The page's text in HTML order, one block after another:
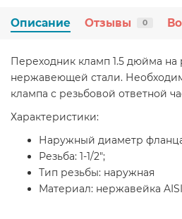
Описание Отзывы 0
Переходник кламп 1.5 дюйма на
нержавеющей стали.
клампа с резьбовой ответной
Характеристики:
Наружный диаметр
Резьба: 1-1/2";
Тип резьбы: наружная
Материал: нержавейка